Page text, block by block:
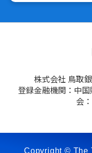
株式会社 鳥取
登録金融機関：中
会
Copyright © The